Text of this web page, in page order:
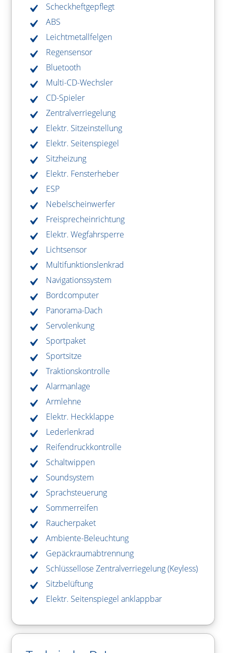
Scheckheftgepflegt
ABS
Leichtmetallfelgen
Regensensor
Bluetooth
Multi-CD-Wechsler
CD-Spieler
Zentralverriegelung
Elektr. Sitzeinstellung
Elektr. Seitenspiegel
Sitzheizung
Elektr. Fensterheber
ESP
Nebelscheinwerfer
Freisprecheinrichtung
Elektr. Wegfahrsperre
Lichtsensor
Multifunktionslenkrad
Navigationssystem
Bordcomputer
Panorama-Dach
Servolenkung
Sportpaket
Sportsitze
Traktionskontrolle
Alarmanlage
Armlehne
Elektr. Heckklappe
Lederlenkrad
Reifendruckkontrolle
Schaltwippen
Soundsystem
Sprachsteuerung
Sommerreifen
Raucherpaket
Ambiente-Beleuchtung
Gepäckraumabtrennung
Schlüssellose Zentralverriegelung (Keyless)
Sitzbelüftung
Elektr. Seitenspiegel anklappbar